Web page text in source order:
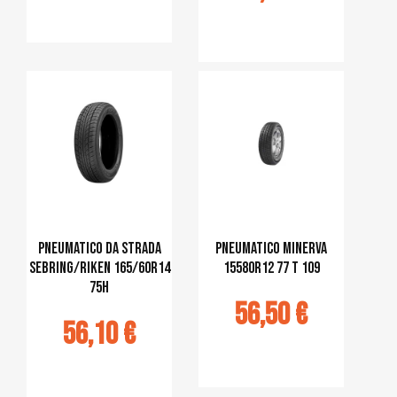
Pneumatico da strada
Sebring/Riken 165/60R14
75H
56,10 €
pneumatico MINERVA
15580R12 77 T 109
56,50 €